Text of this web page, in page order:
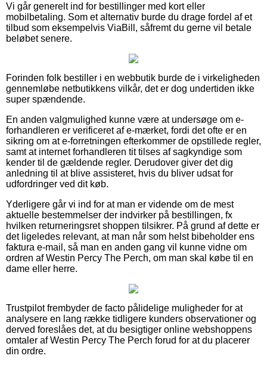
Vi går generelt ind for bestillinger med kort eller
mobilbetaling. Som et alternativ burde du drage fordel af et
tilbud som eksempelvis ViaBill, såfremt du gerne vil betale
beløbet senere.
Forinden folk bestiller i en webbutik burde de i virkeligheden
gennemløbe netbutikkens vilkår, det er dog undertiden ikke
super spændende.
En anden valgmulighed kunne være at undersøge om e-
forhandleren er verificeret af e-mærket, fordi det ofte er en
sikring om at e-forretningen efterkommer de opstillede regler,
samt at internet forhandleren tit tilses af sagkyndige som
kender til de gældende regler. Derudover giver det dig
anledning til at blive assisteret, hvis du bliver udsat for
udfordringer ved dit køb.
Yderligere går vi ind for at man er vidende om de mest
aktuelle bestemmelser der indvirker på bestillingen, fx
hvilken returneringsret shoppen tilsikrer. På grund af dette er
det ligeledes relevant, at man når som helst bibeholder ens
faktura e-mail, så man en anden gang vil kunne vidne om
ordren af Westin Percy The Perch, om man skal købe til en
dame eller herre.
Trustpilot frembyder de facto pålidelige muligheder for at
analysere en lang række tidligere kunders observationer og
derved foreslåes det, at du besigtiger online webshoppens
omtaler af Westin Percy The Perch forud for at du placerer
din ordre.